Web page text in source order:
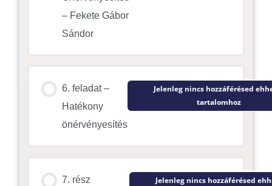
– Fekete Gábor
Sándor
6. feladat –
Hatékony
önérvényesítés
Jelenleg nincs hozzáférésed
tartalomhoz
7. rész
Jelenleg nincs hozzáférésed